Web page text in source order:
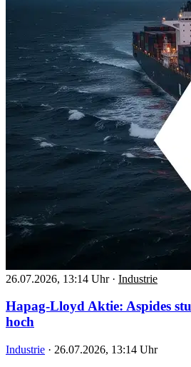
26.07.2026, 13:14 Uhr · Industrie
Hapag-Lloyd Aktie: Aspides
hoch
Industrie · 26.07.2026, 13:14 Uhr